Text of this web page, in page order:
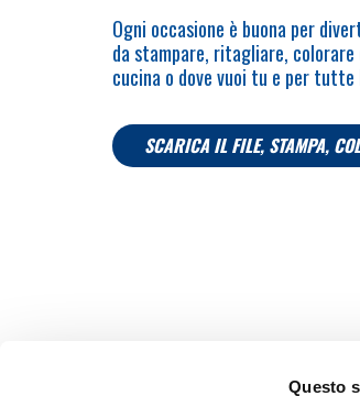
Questo
Ogni occasione è buona per
da stampare, ritagliare,
cucina o dove vuoi tu e per
SCARICA IL FILE, STAMPA,